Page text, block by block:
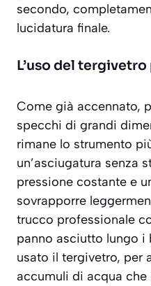
secondo,
lucidatura finale.
L’uso del
Come già accennato,
specchi di grandi
rimane lo strumento
un’asciugatura senza
pressione costante e
sovrapporre
trucco professionale
panno asciutto lungo
usato il tergivetro, per
accumuli di acqua